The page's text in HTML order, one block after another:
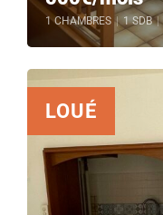
1 CHAMBRES | 1 SDB |
LOUÉ